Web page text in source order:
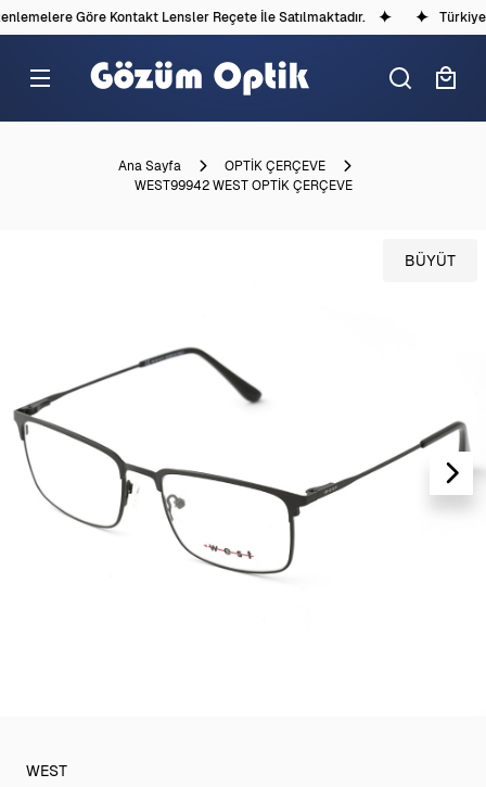
Göre Kontakt Lensler Reçete İle Satılmaktadır.
Ana Sayfa
OPTİK ÇERÇEVE
WEST99942 WEST OPTİK ÇERÇEVE
BÜYÜT
WEST